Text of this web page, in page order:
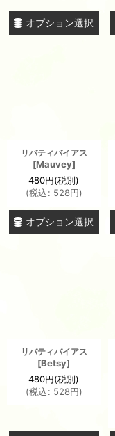
オプション選択
リバティバイアス
[Mauvey]
480円(税別)
(税込: 528円)
オプション選択
リバティバイアス
[Betsy]
480円(税別)
(税込: 528円)